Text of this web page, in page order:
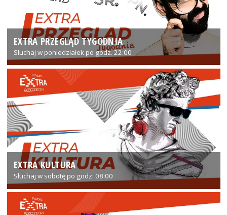
EXTRA PRZEGLĄD TYGODNIA
Słuchaj w poniedziałek po godz. 22:00
EXTRA KULTURA
Słuchaj w sobotę po godz. 08:00